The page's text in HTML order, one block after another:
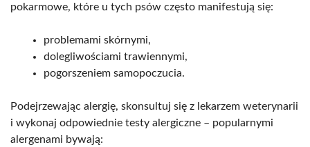
pokarmowe, które u tych psów często manifestują się:
problemami skórnymi,
dolegliwościami trawiennymi,
pogorszeniem samopoczucia.
Podejrzewając alergię, skonsultuj się z lekarzem weterynarii
i wykonaj odpowiednie testy alergiczne – popularnymi
alergenami bywają: